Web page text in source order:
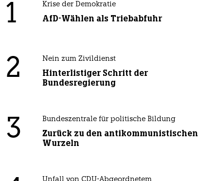
1 Krise der Demokratie
AfD-Wählen als Triebabfuhr
2 Nein zum Zivildienst
Hinterlistiger Schritt der
Bundesregierung
3 Bundeszentrale für politische Bildung
Zurück zu den antikommunistischen
Wurzeln